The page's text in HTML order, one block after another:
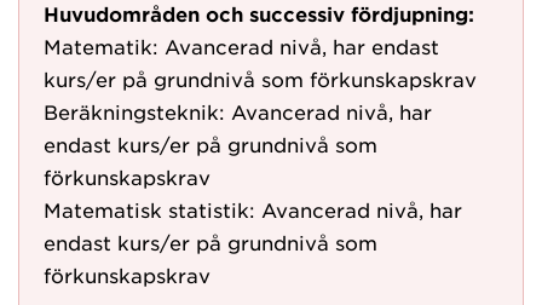
Huvudområden och successiv fördjupning:
Matematik: Avancerad nivå, har endast
kurs/er på grundnivå som förkunskapskrav
Beräkningsteknik: Avancerad nivå, har
endast kurs/er på grundnivå som
förkunskapskrav
Matematisk statistik: Avancerad nivå, har
endast kurs/er på grundnivå som
förkunskapskrav